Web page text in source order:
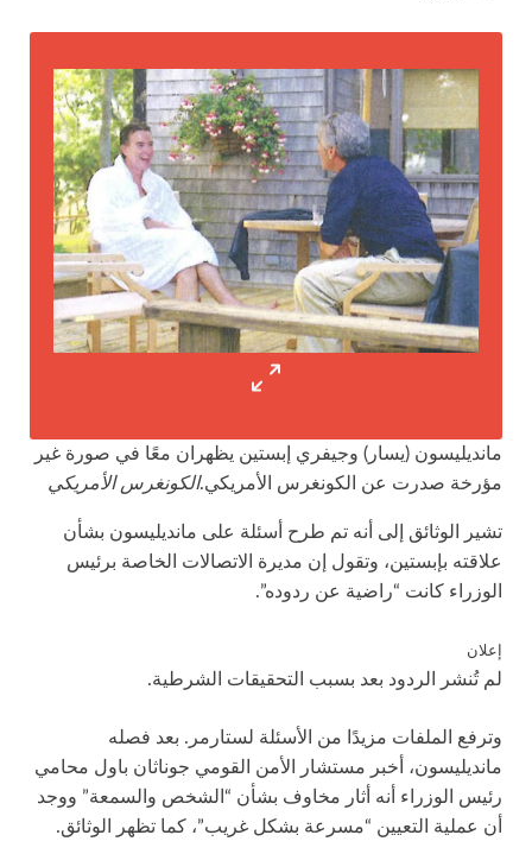
مانديليسون (يسار) وجيفري إبستين يظهران معًا في صورة غير
مؤرخة صدرت عن الكونغرس الأمريكي.الكونغرس الأمريكي
تشير الوثائق إلى أنه تم طرح أسئلة على مانديليسون بشأن
علاقته بإبستين، وتقول إن مديرة الاتصالات الخاصة برئيس
الوزراء كانت “راضية عن ردوده”.
إعلان
لم تُنشر الردود بعد بسبب التحقيقات الشرطية.
وترفع الملفات مزيدًا من الأسئلة لستارمر. بعد فصله
مانديليسون، أخبر مستشار الأمن القومي جوناثان باول محامي
رئيس الوزراء أنه أثار مخاوف بشأن “الشخص والسمعة” ووجد
أن عملية التعيين “مسرعة بشكل غريب”، كما تظهر الوثائق.